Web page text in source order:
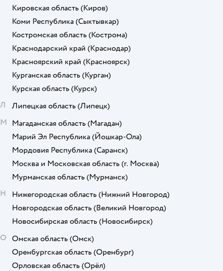
Кировская область (Киров)
Коми Республика (Сыктывкар)
Костромская область (Кострома)
Краснодарский край (Краснодар)
Красноярский край (Красноярск)
Курганская область (Курган)
Курская область (Курск)
Л
Липецкая область (Липецк)
М Магаданская область (Магадан)
Марий Эл Республика (Йошкар-Ола)
Мордовия Республика (Саранск)
Москва и Московская область (г. Москва)
Мурманская область (Мурманск)
Н
Нижегородская область (Нижний Новгород)
Новгородская область (Великий Новгород)
Новосибирская область (Новосибирск)
О Омская область (Омск)
Оренбургская область (Оренбург)
Орловская область (Орёл)